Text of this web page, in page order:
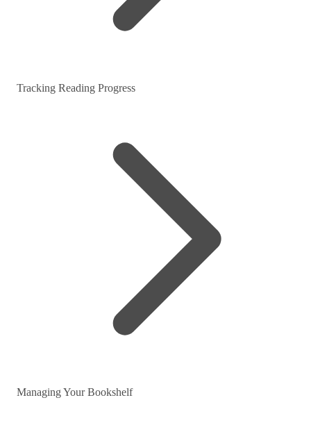
Tracking Reading Progress
Managing Your Bookshelf